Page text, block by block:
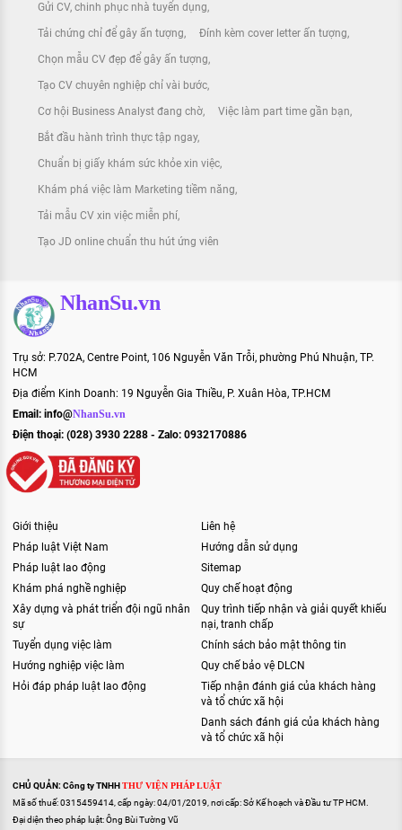
Gửi CV, chinh phục nhà tuyển dụng
Tải chứng chỉ để gây ấn tượng Đính kèm cover letter ấn tượng
Chọn mẫu CV đẹp để gây ấn tượng
Tạo CV chuyên nghiệp chỉ vài bước
Cơ hội Business Analyst đang chờ Việc làm part time gần bạn
Bắt đầu hành trình thực tập ngay
Chuẩn bị giấy khám sức khỏe xin việc
Khám phá việc làm Marketing tiềm năng
Tải mẫu CV xin việc miễn phí
Tạo JD online chuẩn thu hút ứng viên
NhanSu.vn
Trụ sở: P.702A, Centre Point, 106 Nguyễn Văn Trỗi, phường Phú Nhuận, TP.
HCM
Địa điểm Kinh Doanh: 19 Nguyễn Gia Thiều, P. Xuân Hòa, TP.HCM
Email: info@NhanSu.vn
Điện thoại: (028) 3930 2288 - Zalo: 0932170886
Giới thiệu
Pháp luật Việt Nam
Pháp luật lao động
Khám phá nghề nghiệp
Xây dựng và phát triển đội ngũ nhân
sự
Tuyển dụng việc làm
Hướng nghiệp việc làm
Hỏi đáp pháp luật lao động
Liên hệ
Hướng dẫn sử dụng
Sitemap
Quy chế hoạt động
Quy trình tiếp nhận và giải quyết khiếu
nại, tranh chấp
Chính sách bảo mật thông tin
Quy chế bảo vệ DLCN
Tiếp nhận đánh giá của khách hàng
và tổ chức xã hội
Danh sách đánh giá của khách hàng
và tổ chức xã hội
CHỦ QUẢN: Công ty TNHHTHƯ VIỆN PHÁP LUẬT
Mã số thuế: 0315459414, cấp ngày: 04/01/2019, nơi cấp: Sở Kế hoạch và Đầu tư TP HCM.
Đại diện theo pháp luật: Ông Bùi Tường Vũ